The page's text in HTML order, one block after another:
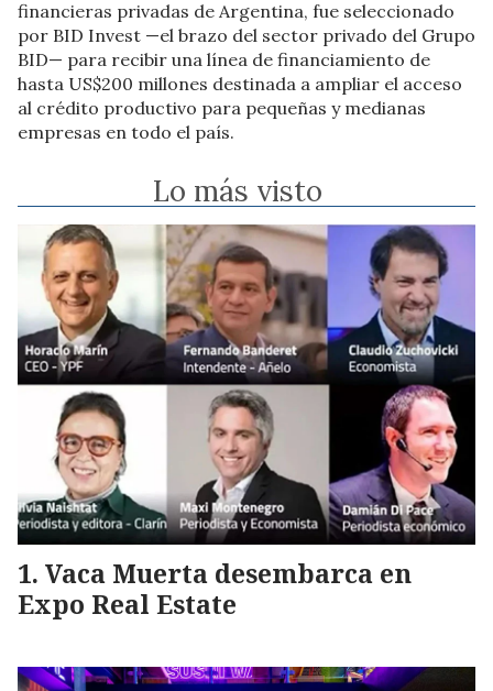
financieras privadas de Argentina, fue seleccionado
por BID Invest —el brazo del sector privado del Grupo
BID— para recibir una línea de financiamiento de
hasta US$200 millones destinada a ampliar el acceso
al crédito productivo para pequeñas y medianas
empresas en todo el país.
Lo más visto
Vaca Muerta desembarca en
Expo Real Estate